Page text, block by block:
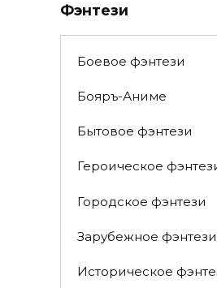
Фэнтези
Боевое фэнтези
Бояръ-Аниме
Бытовое фэнтези
Героическое
Городское фэнтези
Зарубежное фэнтези
Историческое